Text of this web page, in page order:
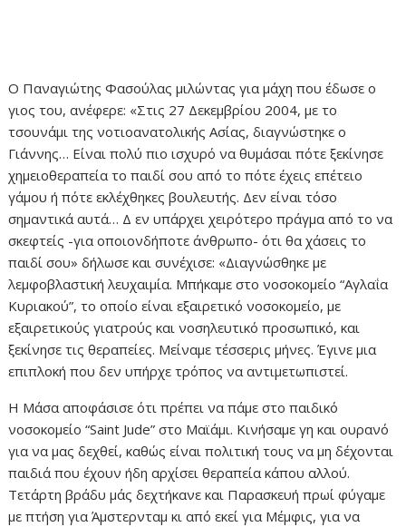
Ο Παναγιώτης Φασούλας μιλώντας για μάχη που έδωσε ο
γιος του, ανέφερε: «Στις 27 Δεκεμβρίου 2004, με το
τσουνάμι της νοτιοανατολικής Ασίας, διαγνώστηκε ο
Γιάννης… Είναι πολύ πιο ισχυρό να θυμάσαι πότε ξεκίνησε
χημειοθεραπεία το παιδί σου από το πότε έχεις επέτειο
γάμου ή πότε εκλέχθηκες βουλευτής. Δεν είναι τόσο
σημαντικά αυτά… Δ εν υπάρχει χειρότερο πράγμα από το να
σκεφτείς -για οποιονδήποτε άνθρωπο- ότι θα χάσεις το
παιδί σου» δήλωσε και συνέχισε: «Διαγνώσθηκε με
λεμφοβλαστική λευχαιμία. Μπήκαμε στο νοσοκομείο “Αγλαΐα
Κυριακού”, το οποίο είναι εξαιρετικό νοσοκομείο, με
εξαιρετικούς γιατρούς και νοσηλευτικό προσωπικό, και
ξεκίνησε τις θεραπείες. Μείναμε τέσσερις μήνες. Έγινε μια
επιπλοκή που δεν υπήρχε τρόπος να αντιμετωπιστεί.
Η Μάσα αποφάσισε ότι πρέπει να πάμε στο παιδικό
νοσοκομείο “Saint Jude” στο Μαϊάμι. Κινήσαμε γη και ουρανό
για να μας δεχθεί, καθώς είναι πολιτική τους να μη δέχονται
παιδιά που έχουν ήδη αρχίσει θεραπεία κάπου αλλού.
Τετάρτη βράδυ μάς δεχτήκανε και Παρασκευή πρωί φύγαμε
με πτήση για Άμστερνταμ κι από εκεί για Μέμφις, για να